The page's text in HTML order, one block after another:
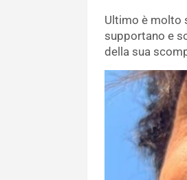
Ultimo è molto
supportano e
della sua